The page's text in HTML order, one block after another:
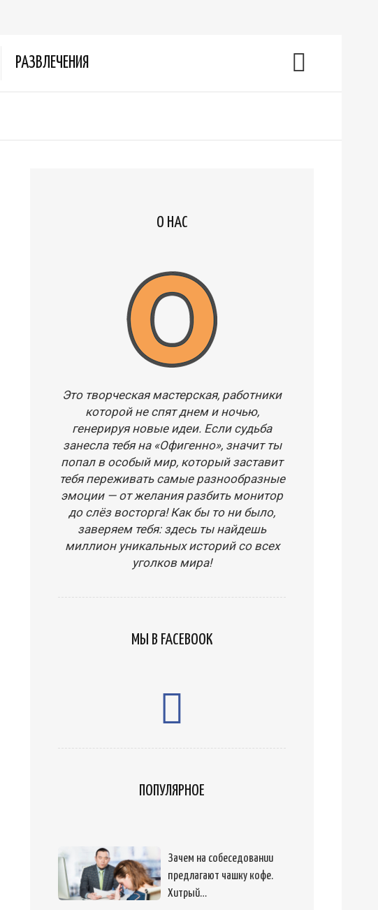
РАЗВЛЕЧЕНИЯ
О НАС
Это творческая мастерская, работники
которой не спят днем и ночью,
генерируя новые идеи. Если судьба
занесла тебя на «Офигенно», значит ты
попал в особый мир, который заставит
тебя переживать самые разнообразные
эмоции — от желания разбить монитор
до слёз восторга! Как бы то ни было,
заверяем тебя: здесь ты найдешь
миллион уникальных историй со всех
уголков мира!
МЫ В FACEBOOK
ПОПУЛЯРНОЕ
Зачем на собеседовании
предлагают чашку кофе.
Хитрый…